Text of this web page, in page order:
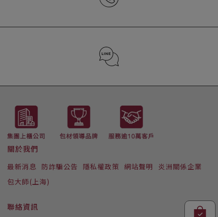
LINE ID : @223iwizi
02-2652-7272 (分機2157)
關於我們
最新消息 防詐騙公告 隱私權政策 網站聲明
炎洲關係企業
包大師(上海)
聯絡資訊